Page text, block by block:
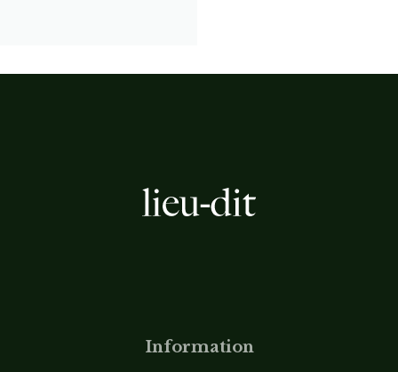
Information